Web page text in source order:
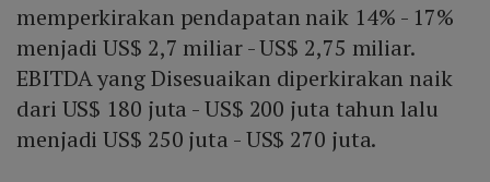
memperkirakan pendapatan naik 14% - 17%
menjadi US$ 2,7 miliar - US$ 2,75 miliar.
EBITDA yang Disesuaikan diperkirakan naik
dari US$ 180 juta - US$ 200 juta tahun lalu
menjadi US$ 250 juta - US$ 270 juta.